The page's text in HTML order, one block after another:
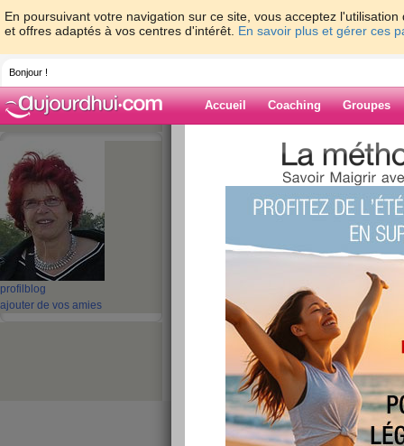
En poursuivant votre navigation sur ce site, vous acceptez
et offres adaptés à vos centres d'intérêt. En savoir plus et gérer ces
Bonjour !
Accueil Coaching Groupes
profil blog
ajouter de vos amies
> > Pour moi,
Blog de krist31
Pour moi, ce sera
aujourd'hui!!!!
publié le 14/04/2008 à 23:27
et pour toi? moi je vais buller,
refaire le monde.
Pas évident, mais si personne
Et d'abord quand donc, les patrons
besoin de détente pour travailler